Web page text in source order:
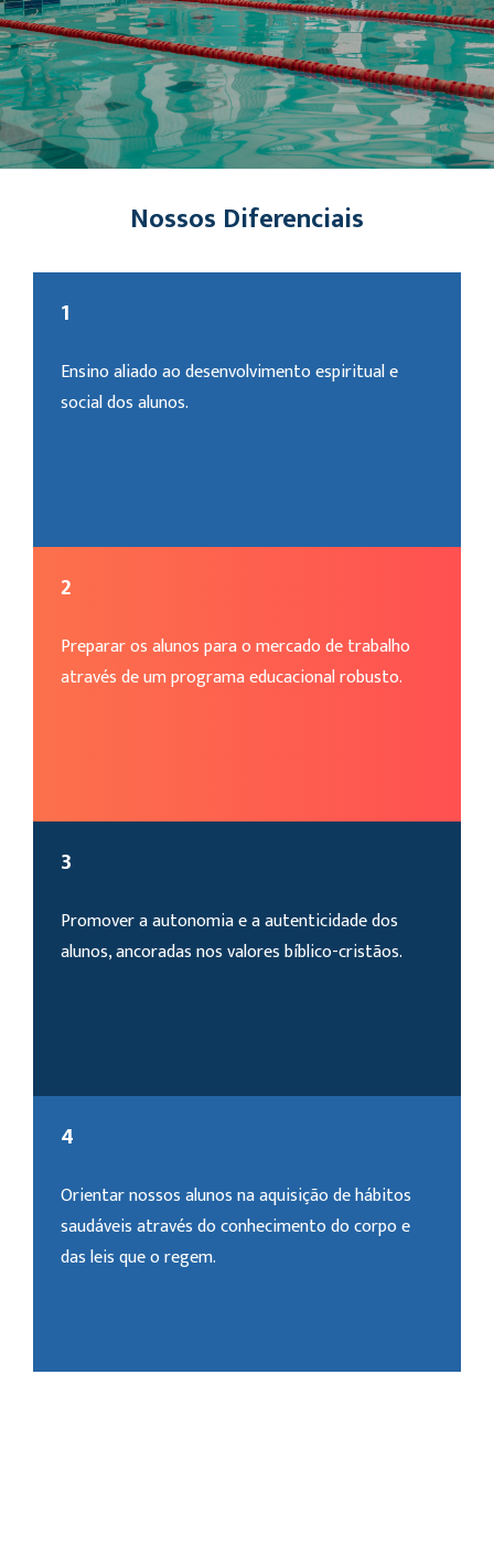
Nossos Diferenciais
1
Ensino aliado ao desenvolvimento espiritual e
social dos alunos.
2
Preparar os alunos para o mercado de trabalho
através de um programa educacional robusto.
3
Promover a autonomia e a autenticidade dos
alunos, ancoradas nos valores bíblico-cristãos.
4
Orientar nossos alunos na aquisição de hábitos
saudáveis através do conhecimento do corpo e
das leis que o regem.